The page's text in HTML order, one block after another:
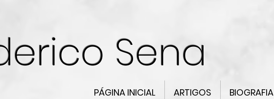
Sena
PÁGINA INICIAL ARTIGOS BIOGRAFIA